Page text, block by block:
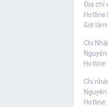
Địa chỉ
Hotline
Giờ
Chi
Nguyên
Hotline:
Chi
Nguyên
Hotline: